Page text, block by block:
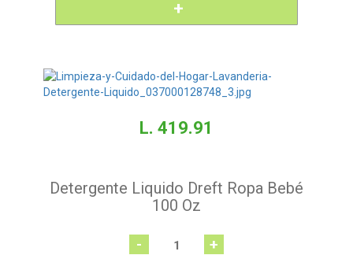
L. 419.91
Detergente Liquido Dreft Ropa Bebé
100 Oz
- +